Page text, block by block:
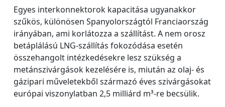
Egyes interkonnektorok kapacitása ugyanakkor
szűkös, különösen Spanyolországtól Franciaország
irányában, ami korlátozza a szállítást. A nem orosz
betáplálású LNG-szállítás fokozódása esetén
összehangolt intézkedésekre lesz szükség a
metánszivárgások kezelésére is, miután az olaj- és
gázipari műveletekből származó éves szivárgásokat
európai viszonylatban 2,5 milliárd m³-re becsülik.